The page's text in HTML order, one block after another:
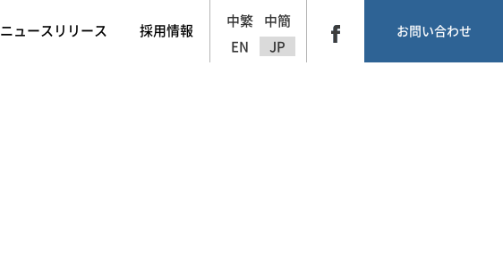
ニュースリリース 採用情報
中繁
中簡
EN
JP
お問い合わせ